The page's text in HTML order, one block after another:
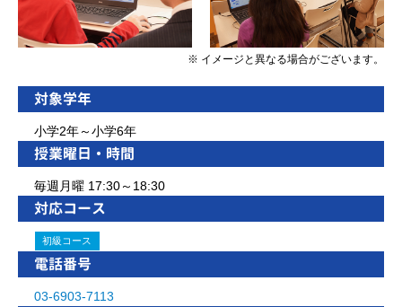
※ イメージと異なる場合がございます。
対象学年
小学2年～小学6年
授業曜日・時間
毎週月曜 17:30～18:30
対応コース
初級コース
電話番号
03-6903-7113